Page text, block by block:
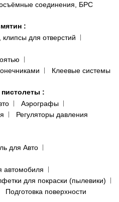
соединения, БРС
:
клипсы для отверстий
Клеевые системы
:
Аэрографы
Регуляторы давления
для Авто
автомобиля
для покраски (пылевики)
Подготовка поверхности